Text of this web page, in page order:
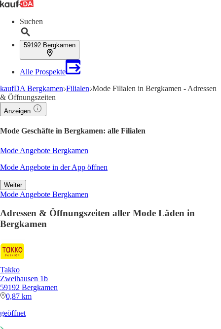
Suchen
59192 Bergkamen
Alle Prospekte
kaufDA Bergkamen Filialen Mode Filialen in Bergkamen - Adressen
& Öffnungszeiten
Anzeigen
Mode Geschäfte in Bergkamen: alle Filialen
Mode Angebote Bergkamen
Mode Angebote in der App öffnen
Weiter
Mode Angebote Bergkamen
Adressen & Öffnungszeiten aller Mode Läden in
Bergkamen
Takko
Zweihausen 1b
59192 Bergkamen
0,87 km
geöffnet